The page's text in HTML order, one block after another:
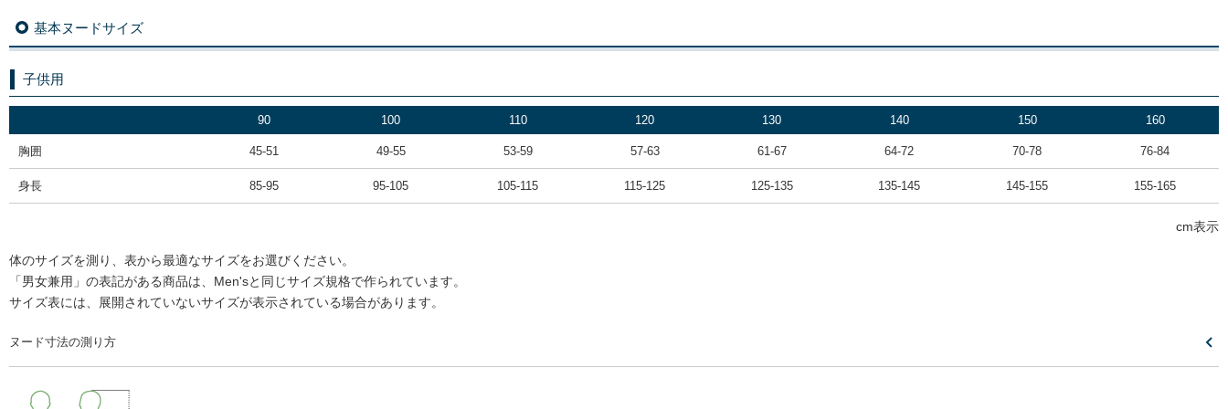
基本ヌードサイズ
子供用
90 100 110 120 130 140 150 160
胸囲 45-51 49-55 53-59 57-63 61-67 64-72 70-78 76-84
身長 85-95 95-105 105-115 115-125 125-135 135-145 145-155 155-165
cm表示
体のサイズを測り、表から最適なサイズをお選びください。
「男女兼用」の表記がある商品は、Men'sと同じサイズ規格で作られています。
サイズ表には、展開されていないサイズが表示されている場合があります。
ヌード寸法の測り方